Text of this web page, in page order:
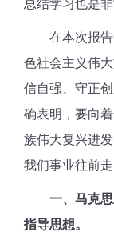
总结学习也是非
在本次报
色社会主义伟
信自强、守正
确表明，要向
族伟大复兴进
我们事业往前走
一、 马克
指导思想。